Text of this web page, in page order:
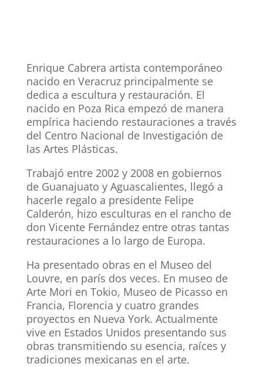
Enrique Cabrera artista contemporáneo
nacido en Veracruz principalmente se
dedica a escultura y restauración. El
nacido en Poza Rica empezó de manera
empírica haciendo restauraciones a través
del Centro Nacional de Investigación de
las Artes Plásticas.
Trabajó entre 2002 y 2008 en gobiernos
de Guanajuato y Aguascalientes, llegó a
hacerle regalo a presidente Felipe
Calderón, hizo esculturas en el rancho de
don Vicente Fernández entre otras tantas
restauraciones a lo largo de Europa.
Ha presentado obras en el Museo del
Louvre, en parís dos veces. En museo de
Arte Mori en Tokio, Museo de Picasso en
Francia, Florencia y cuatro grandes
proyectos en Nueva York. Actualmente
vive en Estados Unidos presentando sus
obras transmitiendo su esencia, raíces y
tradiciones mexicanas en el arte.